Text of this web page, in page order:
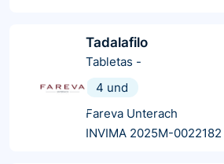
Tadalafilo
Tabletas -
4 und
Fareva Unterach
INVIMA 2025M-0022182